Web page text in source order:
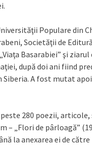
Populare din
Societăţii de
Basarabiei” şi
după doi ani fiind
A fost mutat
280 poezii,
„Flori de pârloagă”
la anexarea ei de